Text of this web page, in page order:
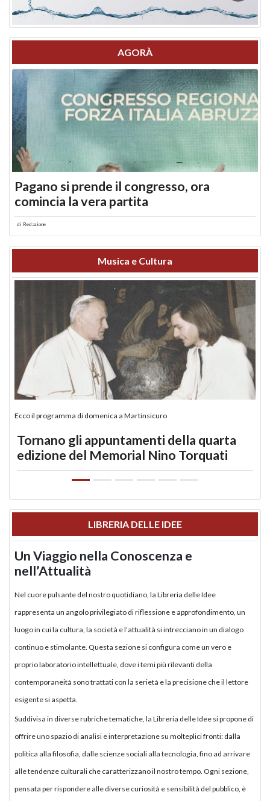
AGORÀ
Pagano si prende il congresso, ora
comincia la vera partita
di Redazione
Musica e Cultura
Ecco il programma di domenica a Martinsicuro
Tornano gli appuntamenti della quarta
edizione del Memorial Nino Torquati
LIBRERIA DELLE IDEE
Un Viaggio nella Conoscenza e
nell’Attualità
Nel cuore pulsante del nostro quotidiano, la Libreria delle Idee
rappresenta un angolo privilegiato di riflessione e approfondimento, un
luogo in cui la cultura, la società e l’attualità si intrecciano in un dialogo
continuo e stimolante. Questa sezione si configura come un vero e
proprio laboratorio intellettuale, dove i temi più rilevanti della
contemporaneità sono trattati con la serietà e la precisione che il lettore
esigente si aspetta.
Suddivisa in diverse rubriche tematiche, la Libreria delle Idee si propone di
offrire uno spazio di analisi e interpretazione su molteplici fronti: dalla
politica alla filosofia, dalle scienze sociali alla tecnologia, fino ad arrivare
alle tendenze culturali che caratterizzano il nostro tempo. Ogni sezione,
pensata per rispondere alle diverse curiosità e sensibilità del pubblico, è